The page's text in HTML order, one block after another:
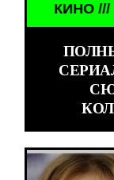
КИНО ///